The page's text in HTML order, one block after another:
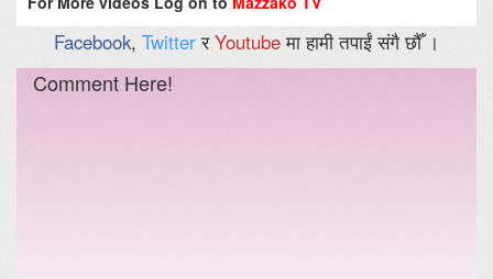
Facebook, TwitterरYoutubeमा हामी तपाईं संगै छौँ ।
Comment Here!